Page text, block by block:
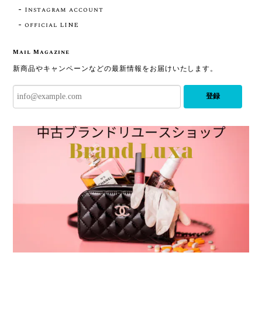
Instagram account
official LINE
Mail Magazine
新商品やキャンペーンなどの最新情報をお届けいたします。
登録